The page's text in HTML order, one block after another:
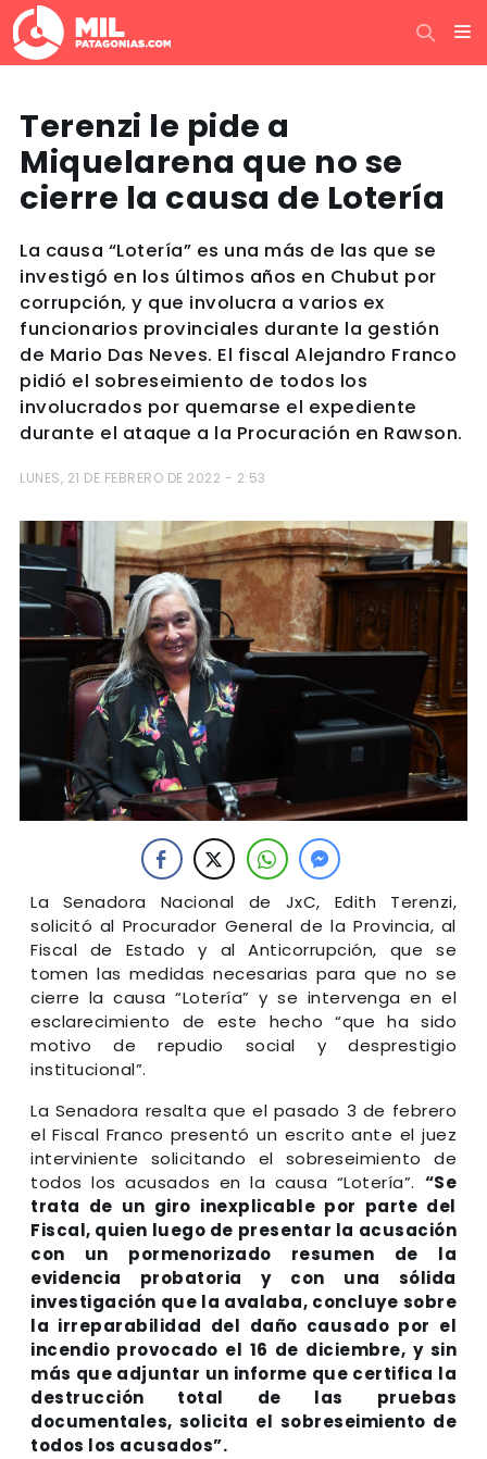
Terenzi le pide a
Miquelarena que no se
cierre la causa de Lotería
La causa “Lotería” es una más de las que se
investigó en los últimos años en Chubut por
corrupción, y que involucra a varios ex
funcionarios provinciales durante la gestión
de Mario Das Neves. El fiscal Alejandro Franco
pidió el sobreseimiento de todos los
involucrados por quemarse el expediente
durante el ataque a la Procuración en Rawson.
LUNES, 21 DE FEBRERO DE 2022 - 2:53
La Senadora Nacional de JxC, Edith Terenzi,
solicitó al Procurador General de la Provincia, al
Fiscal de Estado y al Anticorrupción, que se
tomen las medidas necesarias para que no se
cierre la causa “Lotería” y se intervenga en el
esclarecimiento de este hecho “que ha sido
motivo de repudio social y desprestigio
institucional”.
La Senadora resalta que el pasado 3 de febrero
el Fiscal Franco presentó un escrito ante el juez
interviniente solicitando el sobreseimiento de
todos los acusados en la causa “Lotería”. “Se
trata de un giro inexplicable por parte del
Fiscal, quien luego de presentar la acusación
con un pormenorizado resumen de la
evidencia probatoria y con una sólida
investigación que la avalaba, concluye sobre
la irreparabilidad del daño causado por el
incendio provocado el 16 de diciembre, y sin
más que adjuntar un informe que certifica la
destrucción total de las pruebas
documentales, solicita el sobreseimiento de
todos los acusados”.